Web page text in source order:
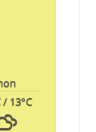
/ 13°C